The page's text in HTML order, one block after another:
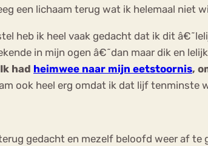
een lichaam terug wat ik helemaal niet
heb ik heel vaak gedacht dat ik dit
in mijn ogen â€˜dan maar dik en
Ik had heimwee naar mijn eetstoornis,
ook heel erg omdat ik dat lijf tenminste
gedacht en mezelf beloofd weer af